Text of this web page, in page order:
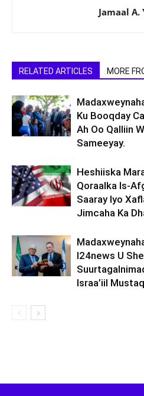
Jamaal A.
RELATED ARTICLES MORE
Ku Booqday
Ah Oo Qalliin
Sameeyay.
Heshiiska
Qoraalka Is-
Saaray Iyo
Jimcaha Ka
I24news U
Israa’iil